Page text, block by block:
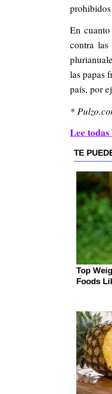
En
contra
las papas
país, por
*
Lee